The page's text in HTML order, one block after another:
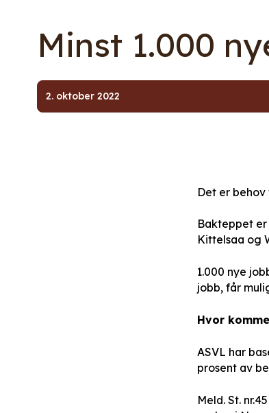
Minst 1.000
2. oktober 2022
Det er
Bakteppet er
Kittelsaa og
1.000 nye
jobb, får
Hvor
ASVL har
prosent av
Meld. St.